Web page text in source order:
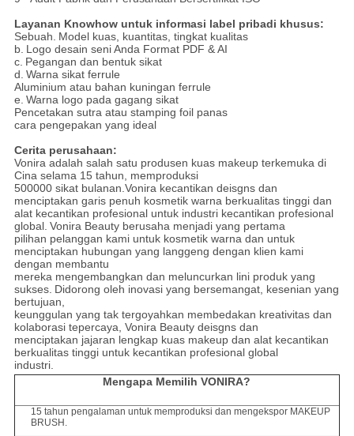
Layanan Knowhow untuk informasi label pribadi khusus:
Sebuah. Model kuas, kuantitas, tingkat kualitas
b. Logo desain seni Anda Format PDF & AI
c. Pegangan dan bentuk sikat
d. Warna sikat ferrule
Aluminium atau bahan kuningan ferrule
e. Warna logo pada gagang sikat
Pencetakan sutra atau stamping foil panas
cara pengepakan yang ideal
Cerita perusahaan:
Vonira adalah salah satu produsen kuas makeup terkemuka di
Cina selama 15 tahun, memproduksi
500000 sikat bulanan.Vonira kecantikan deisgns dan
menciptakan garis penuh kosmetik warna berkualitas tinggi dan
alat kecantikan profesional untuk industri kecantikan profesional
global. Vonira Beauty berusaha menjadi yang pertama
pilihan pelanggan kami untuk kosmetik warna dan untuk
menciptakan hubungan yang langgeng dengan klien kami
dengan membantu
mereka mengembangkan dan meluncurkan lini produk yang
sukses. Didorong oleh inovasi yang bersemangat, kesenian yang
bertujuan,
keunggulan yang tak tergoyahkan membedakan kreativitas dan
kolaborasi tepercaya, Vonira Beauty deisgns dan
menciptakan jajaran lengkap kuas makeup dan alat kecantikan
berkualitas tinggi untuk kecantikan profesional global
industri.
Mengapa Memilih VONIRA?
15 tahun pengalaman untuk memproduksi dan mengekspor MAKEUP
BRUSH.